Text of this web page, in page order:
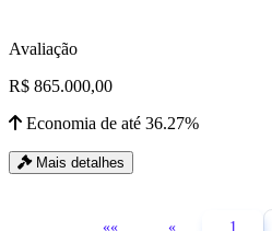
Avaliação
R$ 865.000,00
Economia de até 36.27%
Mais detalhes
«« « 1